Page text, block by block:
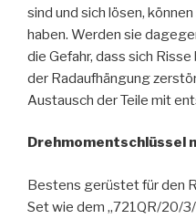
sind und sich lösen,
haben. Werden sie
die Gefahr, dass sich
der Radaufhängung
Austausch der Teile mit
Drehmomentschlüssel
Bestens gerüstet für den
Set wie dem „721QR/20/